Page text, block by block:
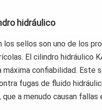
hidráulico
sellos son uno de los
El cilindro hidráulico
máxima confiabilidad.
fugas de fluido
a menudo causan